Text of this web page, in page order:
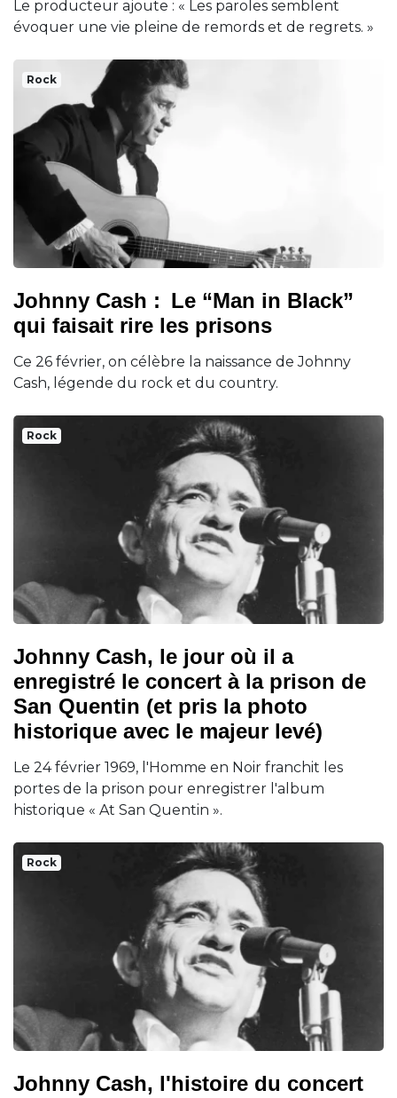
Le producteur ajoute : « Les paroles semblent
évoquer une vie pleine de remords et de regrets. »
Rock
Johnny Cash : Le “Man in Black”
qui faisait rire les prisons
Ce 26 février, on célèbre la naissance de Johnny
Cash, légende du rock et du country.
Rock
Johnny Cash, le jour où il a
enregistré le concert à la prison de
San Quentin (et pris la photo
historique avec le majeur levé)
Le 24 février 1969, l'Homme en Noir franchit les
portes de la prison pour enregistrer l'album
historique « At San Quentin ».
Rock
Johnny Cash, l'histoire du concert